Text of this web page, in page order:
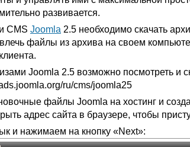
развивается.
CMS Joomla 2.5 необходимо скачать
файлы из архива на своем
Joomla 2.5 возможно посмотреть и
ru/cms/joomla25
файлы Joomla на хостинг и
адрес сайта в браузере, чтобы
и нажимаем на кнопку «Next»: